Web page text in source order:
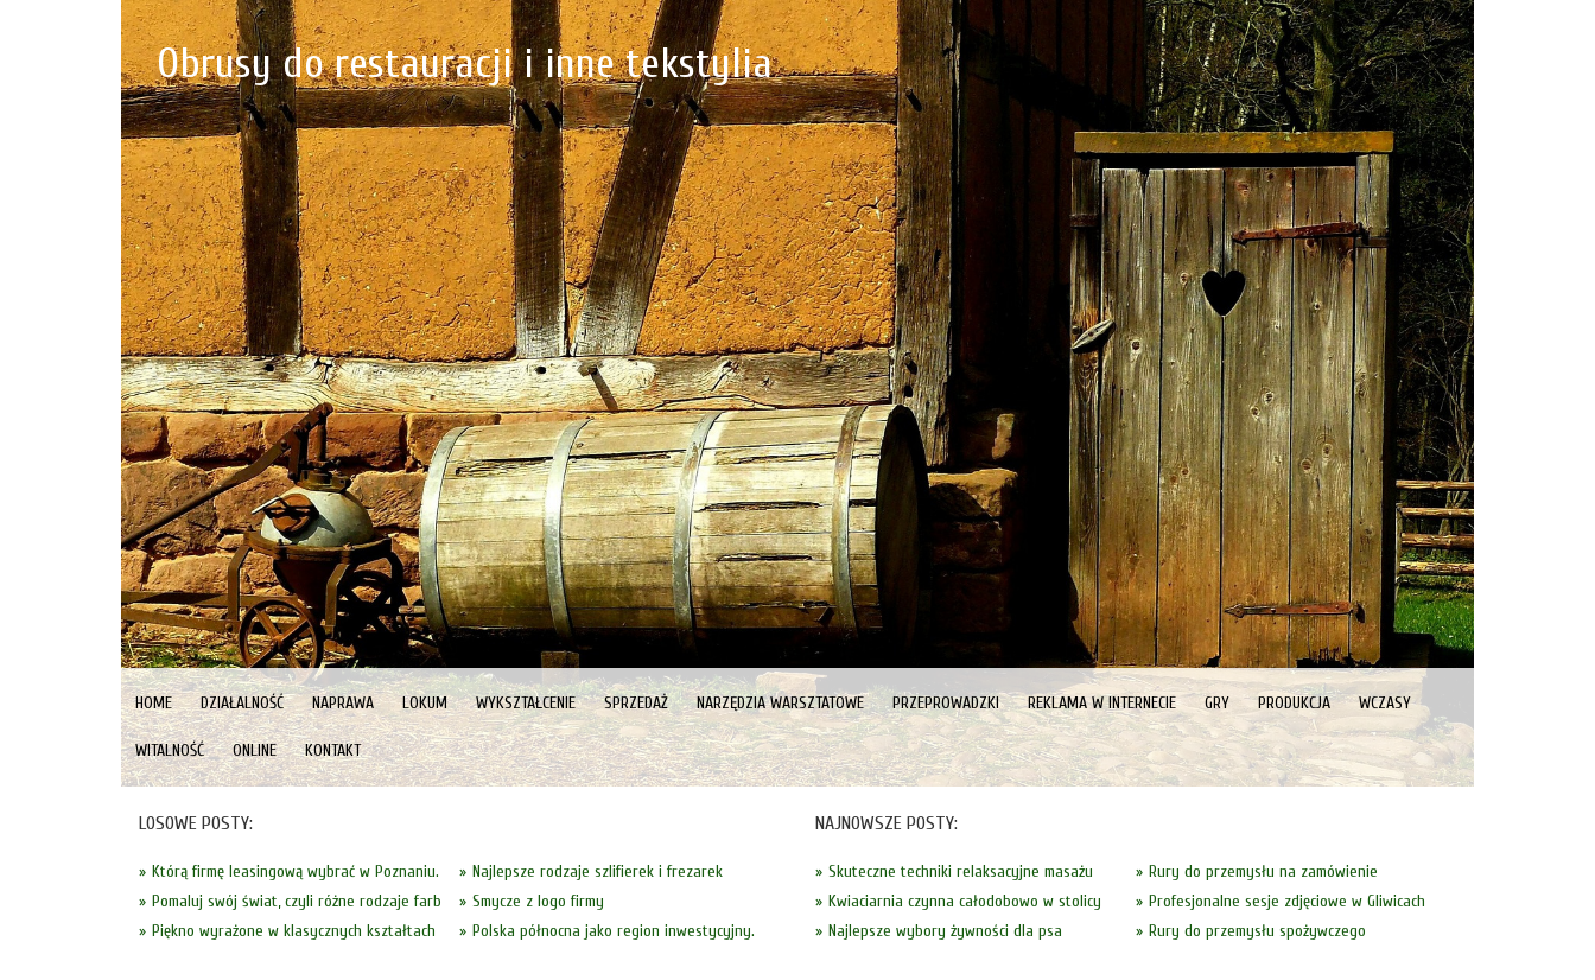
HOME DZIAŁALNOŚĆ NAPRAWA LOKUM WYKSZTAŁCENIE SPRZEDAŻ NARZĘDZIA WARSZTATOWE PRZEPROWADZKI REKLAMA W INTERNECIE GRY PRODUKCJA WCZASY
WITALNOŚĆ ONLINE KONTAKT
Obrusy do restauracji i inne tekstylia
LOSOWE POSTY:
Najlepsze rodzaje szlifierek i frezarek
Którą firmę leasingową wybrać w Poznaniu.
Smycze z logo firmy
Pomaluj swój świat, czyli różne rodzaje farb
Polska północna jako region inwestycyjny.
Piękno wyrażone w klasycznych kształtach
NAJNOWSZE POSTY:
Rury do przemysłu na zamówienie
Skuteczne techniki relaksacyjne masażu
Profesjonalne sesje zdjęciowe w Gliwicach
Kwiaciarnia czynna całodobowo w stolicy
Rury do przemysłu spożywczego
Najlepsze wybory żywności dla psa